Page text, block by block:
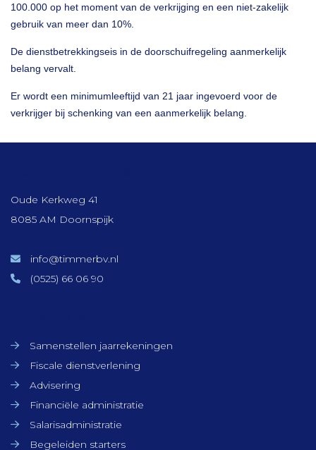
100.000 op het moment van de verkrijging en een niet-zakelijk
gebruik van meer dan 10%.
De dienstbetrekkingseis in de doorschuifregeling aanmerkelijk
belang vervalt.
Er wordt een minimumleeftijd van 21 jaar ingevoerd voor de
verkrijger bij schenking van een aanmerkelijk belang.
Oude Kerkweg 41
8085 AM Doornspijk
info@timmerbv.nl
(0525) 66 06 90
Samenstellen jaarrekeningen
Fiscale dienstverlening
Advisering
Financiële administratie
Salarisadministratie
Begeleiden starters